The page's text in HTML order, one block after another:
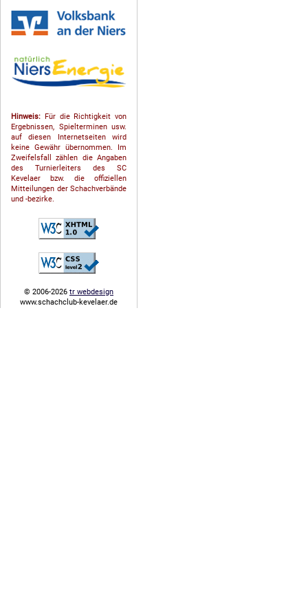
Hinweis: Für die Richtigkeit von
Ergebnissen, Spielterminen usw.
auf diesen Internetseiten wird
keine Gewähr übernommen. Im
Zweifelsfall zählen die Angaben
des Turnierleiters des SC
Kevelaer bzw. die offiziellen
Mitteilungen der Schach­ver­bände
und -bezirke.
© 2006-2026 tr webdesign
www.schachclub-kevelaer.de